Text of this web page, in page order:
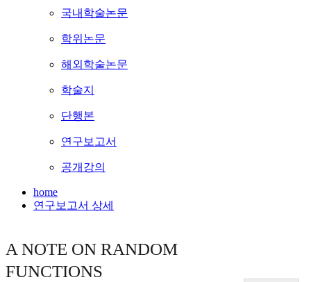
국내학술논문
학위논문
해외학술논문
학술지
단행본
연구보고서
공개강의
home
연구보고서 상세
A NOTE ON RANDOM
FUNCTIONS